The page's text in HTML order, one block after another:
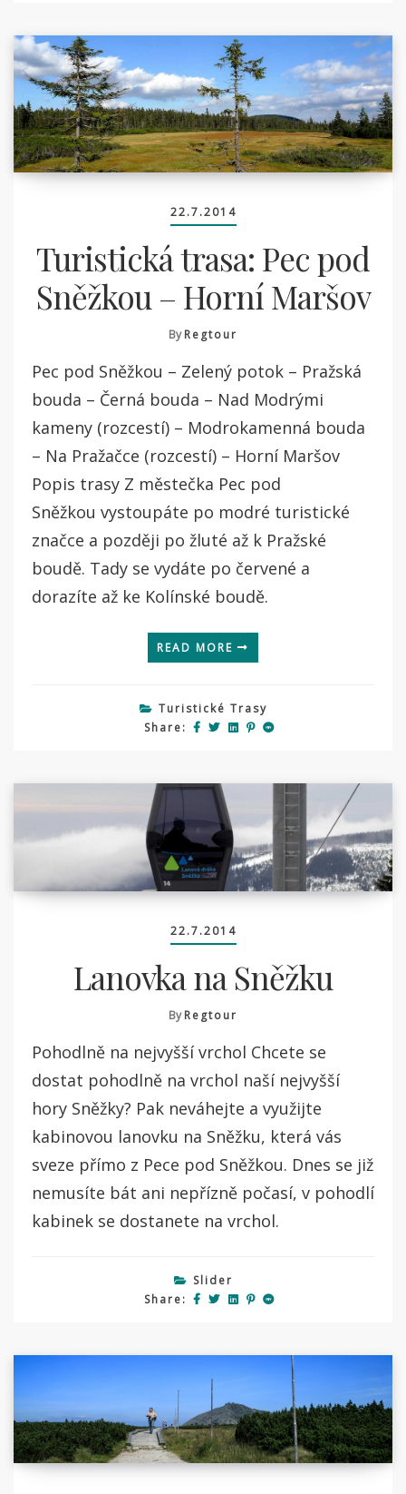
22.7.2014
Turistická trasa: Pec pod
Sněžkou – Horní Maršov
ByRegtour
Pec pod Sněžkou – Zelený potok – Pražská
bouda – Černá bouda – Nad Modrými
kameny (rozcestí) – Modrokamenná bouda
– Na Pražačce (rozcestí) – Horní Maršov
Popis trasy Z městečka Pec pod
Sněžkou vystoupáte po modré turistické
značce a později po žluté až k Pražské
boudě. Tady se vydáte po červené a
dorazíte až ke Kolínské boudě.
READ MORE
Turistické Trasy
Share:
22.7.2014
Lanovka na Sněžku
ByRegtour
Pohodlně na nejvyšší vrchol Chcete se
dostat pohodlně na vrchol naší nejvyšší
hory Sněžky? Pak neváhejte a využijte
kabinovou lanovku na Sněžku, která vás
sveze přímo z Pece pod Sněžkou. Dnes se již
nemusíte bát ani nepřízně počasí, v pohodlí
kabinek se dostanete na vrchol.
Slider
Share: